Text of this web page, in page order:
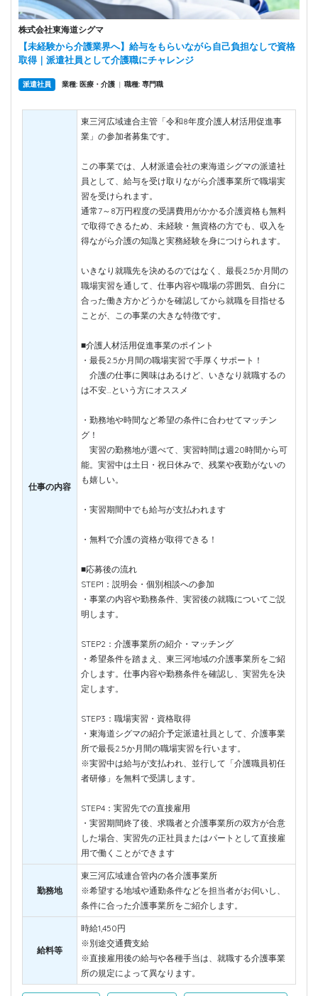
株式会社東海道シグマ
【未経験から介護業界へ】給与をもらいながら自己負担なしで資格
取得｜派遣社員として介護職にチャレンジ
派遣社員 業種: 医療・介護 | 職種: 専門職
仕事の内容
東三河広域連合主管「令和8年度介護人材活用促進事
業」の参加者募集です。
この事業では、人材派遣会社の東海道シグマの派遣社
員として、給与を受け取りながら介護事業所で職場実
習を受けられます。
通常7～8万円程度の受講費用がかかる介護資格も無料
で取得できるため、未経験・無資格の方でも、収入を
得ながら介護の知識と実務経験を身につけられます。
いきなり就職先を決めるのではなく、最長2.5か月間の
職場実習を通して、仕事内容や職場の雰囲気、自分に
合った働き方かどうかを確認してから就職を目指せる
ことが、この事業の大きな特徴です。
■介護人材活用促進事業のポイント
・最長2.5か月間の職場実習で手厚くサポート！
介護の仕事に興味はあるけど、いきなり就職するの
は不安…という方にオススメ
・勤務地や時間など希望の条件に合わせてマッチン
グ！
実習の勤務地が選べて、実習時間は週20時間から可
能。実習中は土日・祝日休みで、残業や夜勤がないの
も嬉しい。
・実習期間中でも給与が支払われます
・無料で介護の資格が取得できる！
■応募後の流れ
STEP1：説明会・個別相談への参加
・事業の内容や勤務条件、実習後の就職についてご説
明します。
STEP2：介護事業所の紹介・マッチング
・希望条件を踏まえ、東三河地域の介護事業所をご紹
介します。仕事内容や勤務条件を確認し、実習先を決
定します。
STEP3：職場実習・資格取得
・東海道シグマの紹介予定派遣社員として、介護事業
所で最長2.5か月間の職場実習を行います。
※実習中は給与が支払われ、並行して「介護職員初任
者研修」を無料で受講します。
STEP4：実習先での直接雇用
・実習期間終了後、求職者と介護事業所の双方が合意
した場合、実習先の正社員またはパートとして直接雇
用で働くことができます
勤務地
東三河広域連合管内の各介護事業所
※希望する地域や通勤条件などを担当者がお伺いし、
条件に合った介護事業所をご紹介します。
給料等
時給1,450円
※別途交通費支給
※直接雇用後の給与や各種手当は、就職する介護事業
所の規定によって異なります。